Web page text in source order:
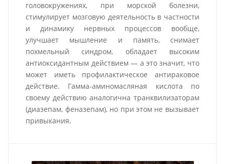
головокружениях, при морской болезни,
стимулирует мозговую деятельность в частности
и динамику нервных процессов вообще,
улучшает мышление и память, снимает
похмельный синдром, обладает высоким
антиоксидантным действием — а это значит, что
может иметь профилактическое антираковое
действие. Гамма-аминомасляная кислота по
своему действию аналогична транквилизаторам
(диазепам, феназепам), но при этом не вызывает
привыкания.